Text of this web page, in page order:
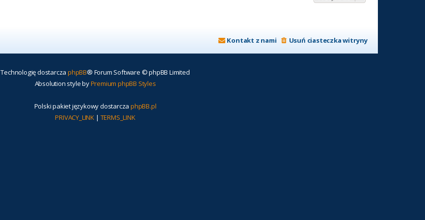
Usuń ciasteczka witryny
Kontakt z nami
Technologię dostarcza phpBB® Forum Software © phpBB Limited
Absolution style byPremium phpBB Styles
Polski pakiet językowy dostarcza phpBB.pl
PRIVACY_LINK | TERMS_LINK